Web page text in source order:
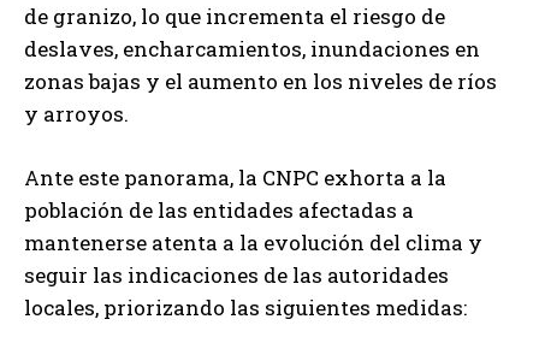
de granizo, lo que incrementa el riesgo de
deslaves, encharcamientos, inundaciones en
zonas bajas y el aumento en los niveles de ríos
y arroyos.
Ante este panorama, la CNPC exhorta a la
población de las entidades afectadas a
mantenerse atenta a la evolución del clima y
seguir las indicaciones de las autoridades
locales, priorizando las siguientes medidas: